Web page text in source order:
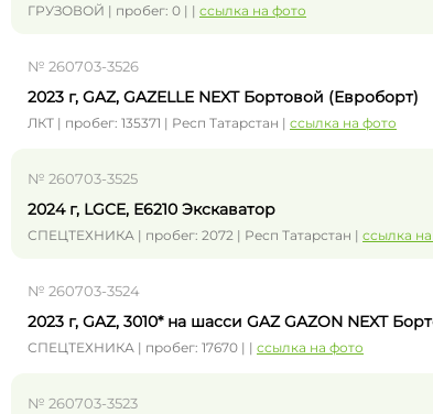
ГРУЗОВОЙ | пробег: 0 | | ссылка на фото
№ 260703-3526
2023 г, GAZ, GAZELLE NEXT Бортовой (Евроборт)
ЛКТ | пробег: 135371 | Респ Татарстан | ссылка на фото
№ 260703-3525
2024 г, LGCE, E6210 Экскаватор
СПЕЦТЕХНИКА | пробег: 2072 | Респ Татарстан | ссылка
№ 260703-3524
2023 г, GAZ, 3010* на шасси GAZ GAZON NEXT
СПЕЦТЕХНИКА | пробег: 17670 | | ссылка на фото
№ 260703-3523